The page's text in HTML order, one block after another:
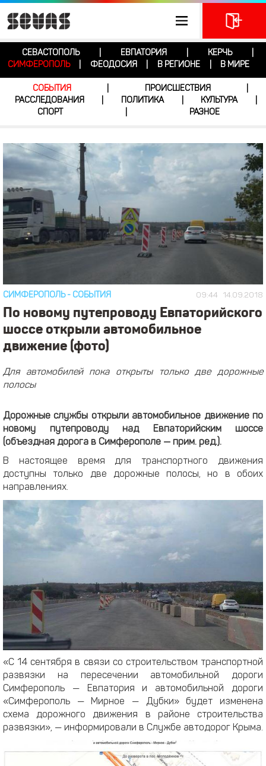
СЕВАСТОПОЛЬ ЕВПАТОРИЯ КЕРЧЬ
СИМФЕРОПОЛЬ
ФЕОДОСИЯ В РЕГИОНЕ В МИРЕ
СОБЫТИЯ ПРОИСШЕСТВИЯ
РАССЛЕДОВАНИЯ
ПОЛИТИКА КУЛЬТУРА
СПОРТ
РАЗНОЕ
09:44 14.09.2018
СИМФЕРОПОЛЬ- СОБЫТИЯ
По новому путепроводу Евпаторийского
шоссе открыли автомобильное
движение (фото)
Для автомобилей пока открыты только две дорожные
полосы
Дорожные службы открыли автомобильное движение по
новому путепроводу над Евпаторийским шоссе
(объездная дорога в Симферополе — прим. ред.).
В настоящее время для транспортного движения
доступны только две дорожные полосы, но в обоих
направлениях.
«С 14 сентября в связи со строительством транспортной
развязки на пересечении автомобильной дороги
Симферополь — Евпатория и автомобильной дороги
«Симферополь — Мирное — Дубки» будет изменена
схема дорожного движения в районе строительства
развязки», — информировали в Службе автодорог Крыма.